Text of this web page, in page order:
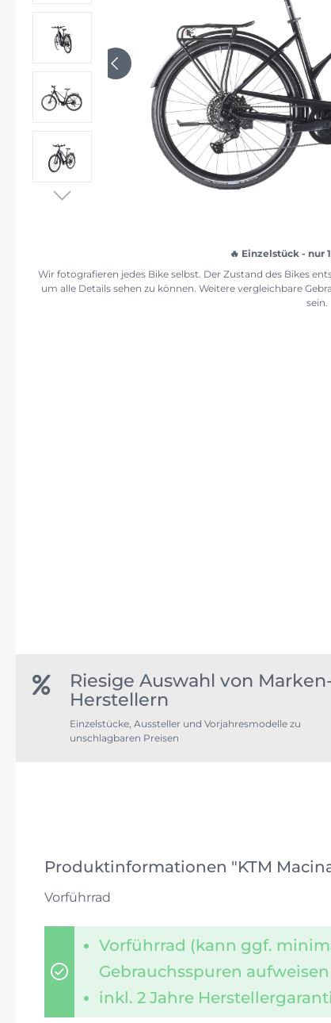
Einzelstück - nur
Wir fotografieren jedes Bike selbst. Der Zustand des Bikes
um alle Details sehen zu können. Weitere vergleichbare
sein.
Riesige Auswahl von
Herstellern
Einzelstücke, Aussteller und Vorjahresmodelle zu
unschlagbaren Preisen
Produktinformationen "KTM Macina
Vorführrad
Vorführrad (kann ggf.
Gebrauchsspuren aufweisen
inkl. 2 Jahre